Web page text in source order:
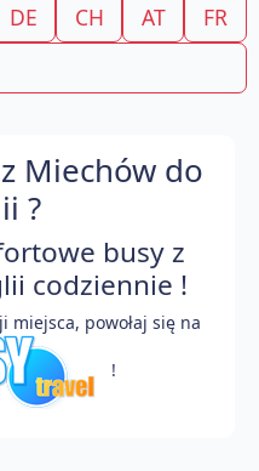
DE CH AT
FR
Miechów do
?
busy z
codziennie !
miejsca, powołaj się na
!